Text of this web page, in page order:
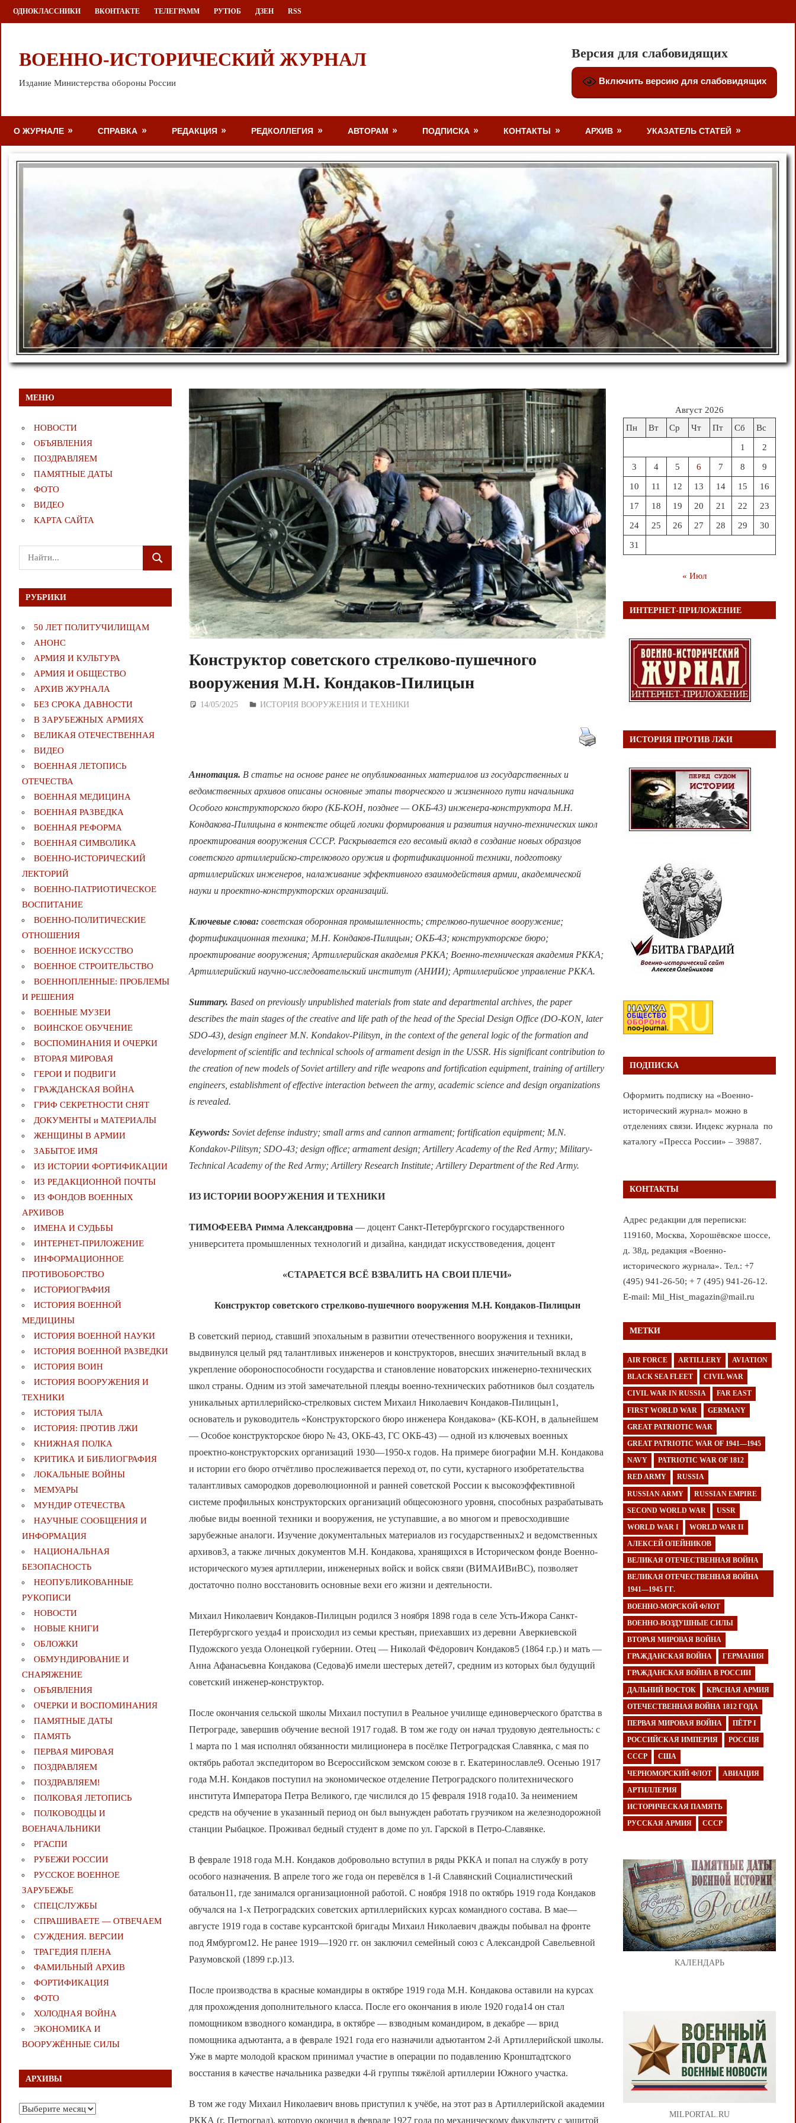
Перейти
к
ОДНОКЛАССНИКИ ВКОНТАКТЕ ТЕЛЕГРАММ РУТЮБ ДЗЕН RSS
ВОЕННО-ИСТОРИЧЕСКИЙ ЖУРНАЛ
Издание Министерства обороны России
Версия для слабовидящих
Включить версию для слабовидящих
О ЖУРНАЛЕ СПРАВКА РЕДАКЦИЯ РЕДКОЛЛЕГИЯ АВТОРАМ ПОДПИСКА КОНТАКТЫ АРХИВ УКАЗАТЕЛЬ СТАТЕЙ
Конструктор советского стрелково-пушечного
вооружения М.Н. Кондаков-Пилицын
14/05/2025 Дежурный по Редакции
ИСТОРИЯ ВООРУЖЕНИЯ И ТЕХНИКИ
Аннотация. В статье на основе ранее не опубликованных материалов из государственных и
ведомственных архивов описаны основные этапы творческого и жизненного пути начальника
Особого конструкторского бюро (КБ-КОН, позднее — ОКБ-43) инженера-конструктора М.Н.
Кондакова-Пилицына в контексте общей логики формирования и развития научно-технических школ
проектирования вооружения СССР. Раскрывается его весомый вклад в создание новых образцов
советского артиллерийско-стрелкового оружия и фортификационной техники, подготовку
артиллерийских инженеров, налаживание эффективного взаимодействия армии, академической
науки и проектно-конструкторских организаций.
Ключевые слова: советская оборонная промышленность; стрелково-пушечное вооружение;
фортификационная техника; М.Н. Кондаков-Пилицын; ОКБ-43; конструкторское бюро;
проектирование вооружения; Артиллерийская академия РККА; Военно-техническая академия РККА;
Артиллерийский научно-исследовательский институт (АНИИ); Артиллерийское управление РККА.
Summary. Based on previously unpublished materials from state and departmental archives, the paper
describes the main stages of the creative and life path of the head of the Special Design Office (DO-KON, later
SDO-43), design engineer M.N. Kondakov-Pilitsyn, in the context of the general logic of the formation and
development of scientific and technical schools of armament design in the USSR. His significant contribution to
the creation of new models of Soviet artillery and rifle weapons and fortification equipment, training of artillery
engineers, establishment of effective interaction between the army, academic science and design organizations
is revealed.
Keywords: Soviet defense industry; small arms and cannon armament; fortification equipment; M.N.
Kondakov-Pilitsyn; SDO-43; design office; armament design; Artillery Academy of the Red Army; Military-
Technical Academy of the Red Army; Artillery Research Institute; Artillery Department of the Red Army.
ИЗ ИСТОРИИ ВООРУЖЕНИЯ И ТЕХНИКИ
ТИМОФЕЕВА Римма Александровна — доцент Санкт-Петербургского государственного
университета промышленных технологий и дизайна, кандидат искусствоведения, доцент
«СТАРАЕТСЯ ВСЁ ВЗВАЛИТЬ НА СВОИ ПЛЕЧИ»
Конструктор советского стрелково-пушечного вооружения М.Н. Кондаков-Пилицын
В советский период, ставший эпохальным в развитии отечественного вооружения и техники,
выдвинулся целый ряд талантливых инженеров и конструкторов, внесших значительный вклад в
укрепление обороноспособности государства и становление новаторских инженерно-технических
школ страны. Одним из этой замечательной плеяды военно-технических работников был создатель
уникальных артиллерийско-стрелковых систем Михаил Николаевич Кондаков-Пилицын1,
основатель и руководитель «Конструкторского бюро инженера Кондакова» (КБ-КОН, в дальнейшем
— Особое конструкторское бюро № 43, ОКБ-43, ГС ОКБ-43) — одной из ключевых военных
проектно-конструкторских организаций 1930—1950-х годов. На примере биографии М.Н. Кондакова
и истории его бюро отчётливо прослеживается переход от, по сути, кустарного изобретательства
талантливых самородков дореволюционной и ранней советской России к высокоэффективной
системе профильных конструкторских организаций общесоюзного уровня, способных разрабатывать
любые виды военной техники и вооружения, не уступавшие, а во многом и превосходившие
зарубежные аналоги. Изучение документальных материалов из государственных2 и ведомственных
архивов3, а также личных документов М.Н. Кондакова, хранящихся в Историческом фонде Военно-
исторического музея артиллерии, инженерных войск и войск связи (ВИМАИВиВС), позволяет
достаточно полно восстановить основные вехи его жизни и деятельности.
Михаил Николаевич Кондаков-Пилицын родился 3 ноября 1898 года в селе Усть-Ижора Санкт-
Петербургского уезда4 и происходил из семьи крестьян, приехавших из деревни Аверкиевской
Пудожского уезда Олонецкой губернии. Отец — Николай Фёдорович Кондаков5 (1864 г.р.) и мать —
Анна Афанасьевна Кондакова (Седова)6 имели шестерых детей7, средним из которых был будущий
советский инженер-конструктор.
После окончания сельской школы Михаил поступил в Реальное училище единоверческого братства в
Петрограде, завершив обучение весной 1917 года8. В том же году он начал трудовую деятельность: с
1 марта по 1 мая исполнял обязанности милиционера в посёлке Петроградская Славянка, с мая по
октябрь работал экспедитором во Всероссийском земском союзе в г. Екатеринославле9. Осенью 1917
года М.Н. Кондаков поступил на экономическое отделение Петроградского политехнического
института Императора Петра Великого, где числился до 15 февраля 1918 года10. За неимением
средств на обучение в указанный период он был вынужден работать грузчиком на железнодорожной
станции Рыбацкое. Проживал бедный студент в доме по ул. Гарской в Петро-Славянке.
В феврале 1918 года М.Н. Кондаков добровольно вступил в ряды РККА и попал на службу в роту
особого назначения. В апреле того же года он перевёлся в 1-й Славянский Социалистический
батальон11, где занимался организационной работой. С ноября 1918 по октябрь 1919 года Кондаков
обучался на 1-х Петроградских советских артиллерийских курсах командного состава. В мае—
августе 1919 года в составе курсантской бригады Михаил Николаевич дважды побывал на фронте
под Ямбургом12. Не ранее 1919—1920 гг. он заключил семейный союз с Александрой Савельевной
Разумовской (1899 г.р.)13.
После производства в красные командиры в октябре 1919 года М.Н. Кондакова оставили на курсах
для прохождения дополнительного класса. После его окончания в июле 1920 года14 он стал
помощником взводного командира, в октябре — взводным командиром, в декабре — врид
помощника адъютанта, а в феврале 1921 года его назначили адъютантом 2-й Артиллерийской школы.
Уже в марте молодой краском принимал участие в операции по подавлению Кронштадтского
восстания в качестве начальника разведки 4-й группы тяжёлой артиллерии Южного участка.
В том же году Михаил Николаевич вновь приступил к учёбе, на этот раз в Артиллерийской академии
РККА (г. Петроград), которую окончил в феврале 1927 года по механическому факультету с защитой
МЕНЮ
НОВОСТИ
ОБЪЯВЛЕНИЯ
ПОЗДРАВЛЯЕМ
ПАМЯТНЫЕ ДАТЫ
ФОТО
ВИДЕО
КАРТА САЙТА
Поиск
для:
ПОИСК
РУБРИКИ
50 ЛЕТ ПОЛИТУЧИЛИЩАМ
АНОНС
АРМИЯ И КУЛЬТУРА
АРМИЯ И ОБЩЕСТВО
АРХИВ ЖУРНАЛА
БЕЗ СРОКА ДАВНОСТИ
В ЗАРУБЕЖНЫХ АРМИЯХ
ВЕЛИКАЯ ОТЕЧЕСТВЕННАЯ
ВИДЕО
ВОЕННАЯ ЛЕТОПИСЬ
ОТЕЧЕСТВА
ВОЕННАЯ МЕДИЦИНА
ВОЕННАЯ РАЗВЕДКА
ВОЕННАЯ РЕФОРМА
ВОЕННАЯ СИМВОЛИКА
ВОЕННО-ИСТОРИЧЕСКИЙ
ЛЕКТОРИЙ
ВОЕННО-ПАТРИОТИЧЕСКОЕ
ВОСПИТАНИЕ
ВОЕННО-ПОЛИТИЧЕСКИE
ОТНОШЕНИЯ
ВОЕННОЕ ИСКУССТВО
ВОЕННОЕ СТРОИТЕЛЬСТВО
ВОЕННОПЛЕННЫЕ: ПРОБЛЕМЫ
И РЕШЕНИЯ
ВОЕННЫЕ МУЗЕИ
ВОИНСКОЕ ОБУЧЕНИЕ
ВОСПОМИНАНИЯ И ОЧЕРКИ
ВТОРАЯ МИРОВАЯ
ГЕРОИ И ПОДВИГИ
ГРАЖДАНСКАЯ ВОЙНА
ГРИФ СЕКРЕТНОСТИ СНЯТ
ДОКУМЕНТЫ и МАТЕРИАЛЫ
ЖЕНЩИНЫ В АРМИИ
ЗАБЫТОЕ ИМЯ
ИЗ ИСТОРИИ ФОРТИФИКАЦИИ
ИЗ РЕДАКЦИОННОЙ ПОЧТЫ
ИЗ ФОНДОВ ВОЕННЫХ
АРХИВОВ
ИМЕНА И СУДЬБЫ
ИНТЕРНЕТ-ПРИЛОЖЕНИЕ
ИНФОРМАЦИОННОЕ
ПРОТИВОБОРСТВО
ИСТОРИОГРАФИЯ
ИСТОРИЯ ВОЕННОЙ
МЕДИЦИНЫ
ИСТОРИЯ ВОЕННОЙ НАУКИ
ИСТОРИЯ ВОЕННОЙ РАЗВЕДКИ
ИСТОРИЯ ВОИН
ИСТОРИЯ ВООРУЖЕНИЯ И
ТЕХНИКИ
ИСТОРИЯ ТЫЛА
ИСТОРИЯ: ПРОТИВ ЛЖИ
КНИЖНАЯ ПОЛКА
КРИТИКА И БИБЛИОГРАФИЯ
ЛОКАЛЬНЫЕ ВОЙНЫ
МЕМУАРЫ
МУНДИР ОТЕЧЕСТВА
НАУЧНЫЕ СООБЩЕНИЯ И
ИНФОРМАЦИЯ
НАЦИОНАЛЬНАЯ
БЕЗОПАСНОСТЬ
НЕОПУБЛИКОВАННЫЕ
РУКОПИСИ
НОВОСТИ
НОВЫЕ КНИГИ
ОБЛОЖКИ
ОБМУНДИРОВАНИЕ И
СНАРЯЖЕНИЕ
ОБЪЯВЛЕНИЯ
ОЧЕРКИ И ВОСПОМИНАНИЯ
ПАМЯТНЫЕ ДАТЫ
ПАМЯТЬ
ПЕРВАЯ МИРОВАЯ
ПОЗДРАВЛЯЕМ
ПОЗДРАВЛЯЕМ!
ПОЛКОВАЯ ЛЕТОПИСЬ
ПОЛКОВОДЦЫ И
ВОЕНАЧАЛЬНИКИ
РГАСПИ
РУБЕЖИ РОССИИ
РУССКОЕ ВОЕННОЕ
ЗАРУБЕЖЬЕ
СПЕЦСЛУЖБЫ
СПРАШИВАЕТЕ — ОТВЕЧАЕМ
СУЖДЕНИЯ. ВЕРСИИ
ТРАГЕДИЯ ПЛЕНА
ФАМИЛЬНЫЙ АРХИВ
ФОРТИФИКАЦИЯ
ФОТО
ХОЛОДНАЯ ВОЙНА
ЭКОНОМИКА И
ВООРУЖЁННЫЕ СИЛЫ
АРХИВЫ
Архивы
Август 2026
Пн
Вт Ср Чт Пт Сб Вс
1 2
3 4 5 6 7 8 9
10 11 12 13 14 15 16
17 18 19 20 21 22 23
24 25 26 27 28 29 30
31
« Июл
ИНТЕРНЕТ-ПРИЛОЖЕНИЕ
ИСТОРИЯ ПРОТИВ ЛЖИ
ПОДПИСКА
Оформить подписку на «Военно-
исторический журнал» можно в
отделениях связи. Индекс журнала по
каталогу «Пресса России» – 39887.
КОНТАКТЫ
Адрес редакции для переписки:
119160, Москва, Хорошёвское шоссе,
д. 38д, редакция «Военно-
исторического журнала». Тел.: +7
(495) 941-26-50; + 7 (495) 941-26-12.
E-mail: Mil_Hist_magazin@mail.ru
МЕТКИ
AIR FORCE ARTILLERY AVIATION
BLACK SEA FLEET CIVIL WAR
CIVIL WAR IN RUSSIA FAR EAST
FIRST WORLD WAR GERMANY
GREAT PATRIOTIC WAR
GREAT PATRIOTIC WAR OF 1941—1945
NAVY PATRIOTIC WAR OF 1812
RED ARMY RUSSIA
RUSSIAN ARMY RUSSIAN EMPIRE
SECOND WORLD WAR USSR
WORLD WAR I WORLD WAR II
АЛЕКСЕЙ ОЛЕЙНИКОВ
ВЕЛИКАЯ ОТЕЧЕСТВЕННАЯ ВОЙНА
ВЕЛИКАЯ ОТЕЧЕСТВЕННАЯ ВОЙНА
1941—1945 ГГ.
ВОЕННО-МОРСКОЙ ФЛОТ
ВОЕННО-ВОЗДУШНЫЕ СИЛЫ
ВТОРАЯ МИРОВАЯ ВОЙНА
ГРАЖДАНСКАЯ ВОЙНА ГЕРМАНИЯ
ГРАЖДАНСКАЯ ВОЙНА В РОССИИ
ДАЛЬНИЙ ВОСТОК КРАСНАЯ АРМИЯ
ОТЕЧЕСТВЕННАЯ ВОЙНА 1812 ГОДА
ПЕРВАЯ МИРОВАЯ ВОЙНА ПЁТР I
РОССИЙСКАЯ ИМПЕРИЯ РОССИЯ
СССР США
ЧЕРНОМОРСКИЙ ФЛОТ АВИАЦИЯ
АРТИЛЛЕРИЯ
ИСТОРИЧЕСКАЯ ПАМЯТЬ
РУССКАЯ АРМИЯ СССР
КАЛЕНДАРЬ
MILPORTAL.RU